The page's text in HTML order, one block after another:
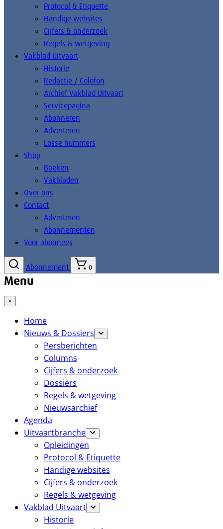
Protocol & Etiquette
Handige websites
Cijfers & onderzoek
Regels & wetgeving
Vakblad Uitvaart
Historie
Redactie / Colofon
Archief Vakblad Uitvaart
Servicepagina
Abonneren
Adverteren
Losse nummers
Shop
Boeken
Vakbladen
Over ons
Contact
Adverteren
Abonnementen
Voor abonnees
Abonnement 0
Menu
×
Home
Nieuws & Dossiers
Persberichten
Columns
Cijfers & onderzoek
Dossiers
Regels & wetgeving
Nieuwsarchief
Agenda
Uitvaartbranche
Opleidingen
Protocol & Etiquette
Handige websites
Cijfers & onderzoek
Regels & wetgeving
Vakblad Uitvaart
Historie